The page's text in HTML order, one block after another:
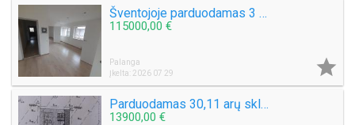
Šventojoje parduodamas 3 kambarių 50 kv.m. Butas Mokyklos g.
115000,00 €
Palanga
Įkelta: 2026 07 29

Parduodamas 30,11 arų sklypą Šlapšilės km, Žiburių g. 25. Klaipėdos raj.
13900,00 €